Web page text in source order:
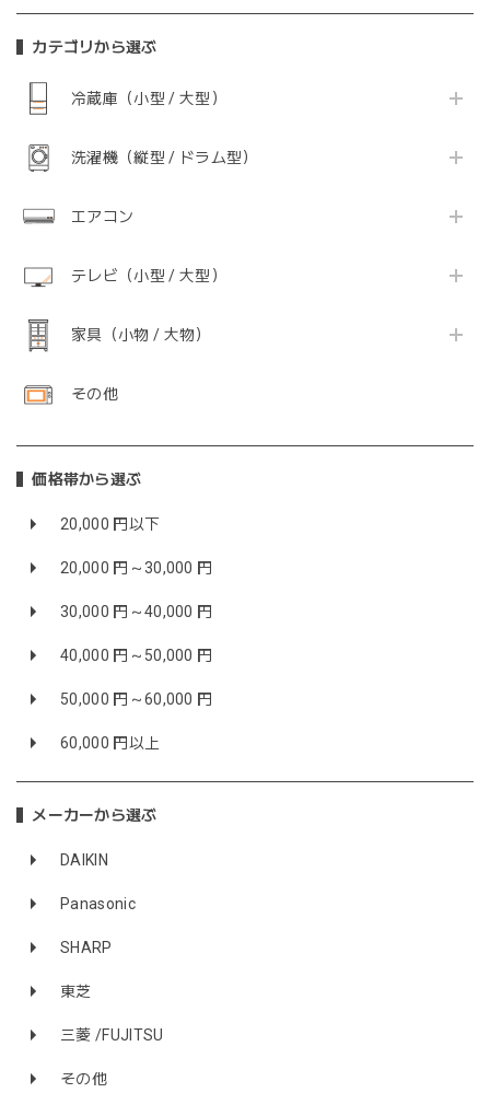
カテゴリから選ぶ
冷蔵庫（小型 / 大型）
洗濯機（縦型 / ドラム型）
エアコン
テレビ（小型 / 大型）
家具（小物 / 大物）
その他
価格帯から選ぶ
20,000 円以下
20,000 円～30,000 円
30,000 円～40,000 円
40,000 円～50,000 円
50,000 円～60,000 円
60,000 円以上
メーカーから選ぶ
DAIKIN
Panasonic
SHARP
東芝
三菱 /FUJITSU
その他